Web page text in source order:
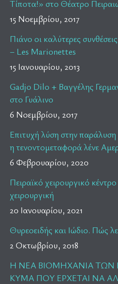
Τίποτα!» στο Θέατρο
15 Νοεμβρίου, 2017
Πιάνο οι καλύτερες
– Les Marionettes
15 Ιανουαρίου, 2013
Gadjo Dilo + Βαγγέλης
στο Γυάλινο
6 Νοεμβρίου, 2017
Επιτυχή λύση στην παράλυση
η τενοντομεταφορά λένε
6 Φεβρουαρίου, 2020
Πειραϊκό χειρουργικό
χειρουργική
20 Ιανουαρίου, 2021
Θυρεοειδής και Ιώδιο. Πώς
2 Οκτωβρίου, 2018
H NEA BIOMHXANIA ΤΩΝ
ΚΥΜΑ ΠΟΥ ΕΡΧΕΤΑΙ NΑ